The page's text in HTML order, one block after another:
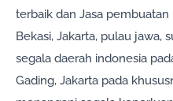
terbaik dan Jasa
Bekasi, Jakarta, pulau jawa,
segala daerah indonesia
Gading, Jakarta pada